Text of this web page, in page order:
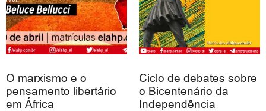
O marxismo e o
pensamento libertário
em África
Ciclo de debates sobre
o Bicentenário da
Independência